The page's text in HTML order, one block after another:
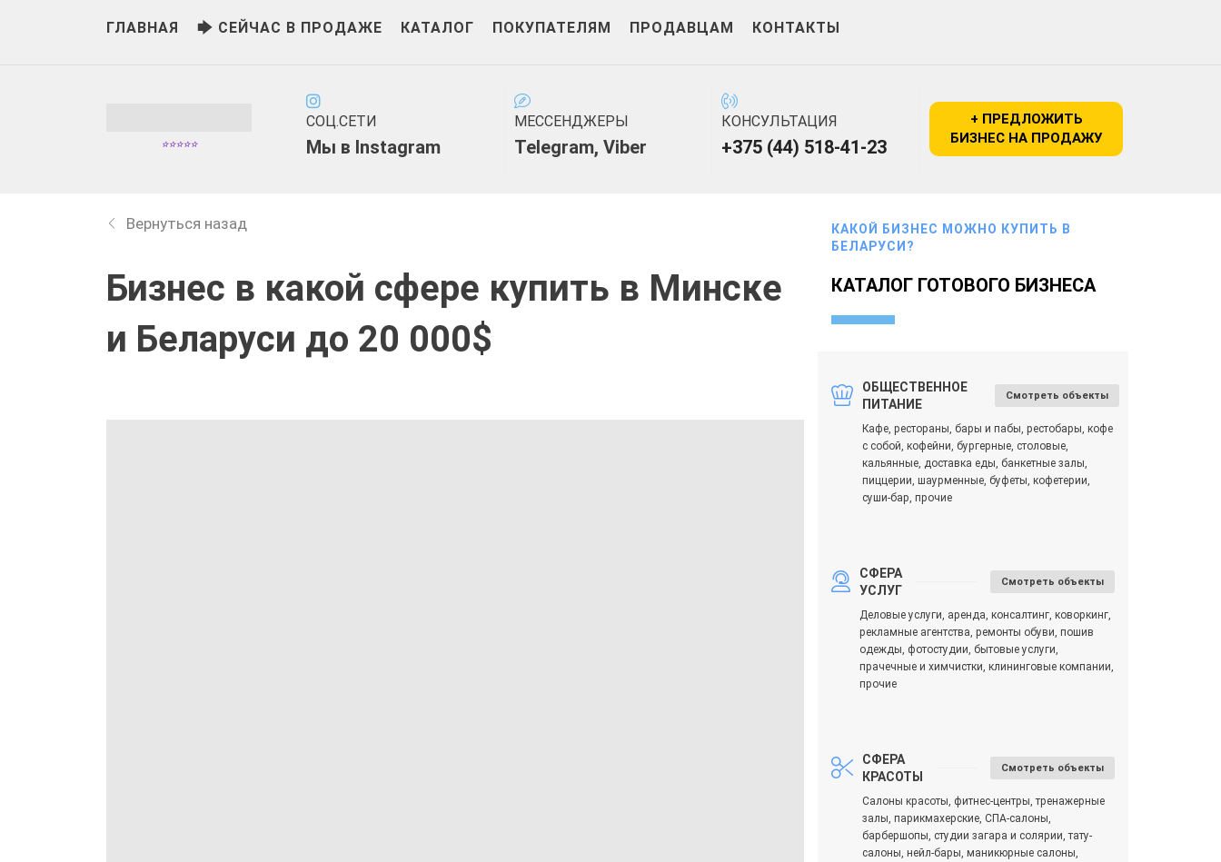
ГЛАВНАЯ 🡆 СЕЙЧАС В ПРОДАЖЕ КАТАЛОГ ПОКУПАТЕЛЯМ ПРОДАВЦАМ КОНТАКТЫ
⭐⭐⭐⭐⭐
СОЦ.СЕТИ
Мы в Instagram
МЕССЕНДЖЕРЫ
Telegram, Viber
КОНСУЛЬТАЦИЯ
+375 (44) 518-41-23
+ ПРЕДЛОЖИТЬ
БИЗНЕС НА ПРОДАЖУ
КАКОЙ БИЗНЕС МОЖНО КУПИТЬ В
БЕЛАРУСИ?
КАТАЛОГ ГОТОВОГО БИЗНЕСА
ОБЩЕСТВЕННОЕ
ПИТАНИЕ
Смотреть объекты
Кафе, рестораны, бары и пабы, рестобары, кофе
с собой, кофейни, бургерные, столовые,
кальянные, доставка еды, банкетные залы,
пиццерии, шаурменные, буфеты, кофетерии,
суши-бар, прочие
СФЕРА
УСЛУГ
Смотреть объекты
Деловые услуги, аренда, консалтинг, коворкинг,
рекламные агентства, ремонты обуви, пошив
одежды, фотостудии, бытовые услуги,
прачечные и химчистки, клининговые компании,
прочие
СФЕРА
КРАСОТЫ
Смотреть объекты
Салоны красоты, фитнес-центры, тренажерные
залы, парикмахерские, СПА-салоны,
барбершопы, студии загара и солярии, тату-
салоны, нейл-бары, маникюрные салоны,
Вернуться назад
Бизнес в какой сфере купить в Минске
и Беларуси до 20 000$